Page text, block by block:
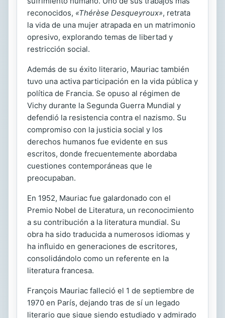
reconocidos, «Thérèse Desqueyroux», retrata
la vida de una mujer atrapada en un matrimonio
opresivo, explorando temas de libertad y
restricción social.
Además de su éxito literario, Mauriac también
tuvo una activa participación en la vida pública y
política de Francia. Se opuso al régimen de
Vichy durante la Segunda Guerra Mundial y
defendió la resistencia contra el nazismo. Su
compromiso con la justicia social y los
derechos humanos fue evidente en sus
escritos, donde frecuentemente abordaba
cuestiones contemporáneas que le
preocupaban.
En 1952, Mauriac fue galardonado con el
Premio Nobel de Literatura, un reconocimiento
a su contribución a la literatura mundial. Su
obra ha sido traducida a numerosos idiomas y
ha influido en generaciones de escritores,
consolidándolo como un referente en la
literatura francesa.
François Mauriac falleció el 1 de septiembre de
1970 en París, dejando tras de sí un legado
literario que sigue siendo estudiado y admirado